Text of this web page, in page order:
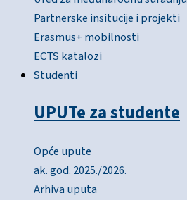
Partnerske insitucije i projekti
Erasmus+ mobilnosti
ECTS katalozi
Studenti
UPUTe za studente
Opće upute
ak. god. 2025./2026.
Arhiva uputa